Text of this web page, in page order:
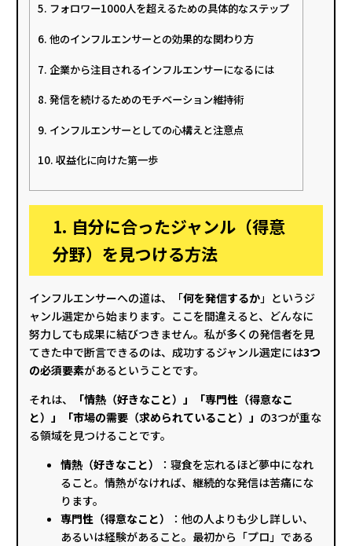
5. フォロワー1000人を超えるための具体的なステップ
6. 他のインフルエンサーとの効果的な関わり方
7. 企業から注目されるインフルエンサーになるには
8. 発信を続けるためのモチベーション維持術
9. インフルエンサーとしての心構えと注意点
10. 収益化に向けた第一歩
1. 自分に合ったジャンル（得意
分野）を見つける方法
インフルエンサーへの道は、「何を発信するか」というジ
ャンル選定から始まります。ここを間違えると、どんなに
努力しても成果に結びつきません。私が多くの発信者を見
てきた中で断言できるのは、成功するジャンル選定には3つ
の必須要素があるということです。
それは、
「情熱（好きなこと）」「専門性（得意なこ
と）」「市場の需要（求められていること）」 の3つが重な
る領域を見つけることです。
情熱（好きなこと）
：寝食を忘れるほど夢中になれ
ること。情熱がなければ、継続的な発信は苦痛にな
ります。
専門性（得意なこと）
：他の人よりも少し詳しい、
あるいは経験があること。最初から「プロ」である